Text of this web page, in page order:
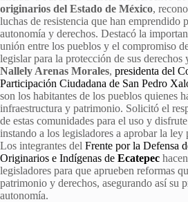
originarios del Estado de México,
luchas de resistencia que han emprendido
autonomía y derechos. Destacó la
unión entre los pueblos y el compromiso
legislar para la protección de sus derechos
Nallely Arenas Morales, presidenta del
Participación Ciudadana de San Pedro
son los habitantes de los pueblos quienes
infraestructura y patrimonio. Solicitó el
de estas comunidades para el uso y
instando a los legisladores a aprobar la ley
Los integrantes del Frente por la Defensa
Originarios e Indígenas de Ecatepec
legisladores para que aprueben reformas
patrimonio y derechos, asegurando así su
autonomía.